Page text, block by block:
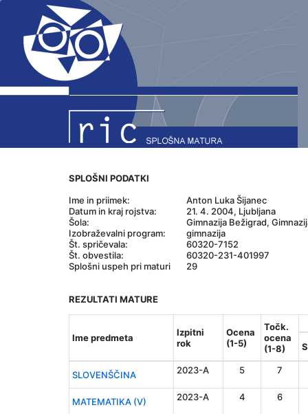
SPLOŠNI PODATKI
Ime in priimek:
Anton Luka Šijanec
Datum in kraj rojstva:
21. 4. 2004, Ljubljana
Šola:
Gimnazija Bežigrad,
Izobraževalni program:
gimnazija
Št. spričevala:
60320-7152
Št. obvestila:
60320-231-401997
Splošni uspeh pri maturi
29
REZULTATI MATURE
Ime predmeta
Izpitni
rok
Ocena
(1-5)
Točk.
ocena
(1-8)
SLOVENŠČINA 2023-A 5 7
MATEMATIKA (V) 2023-A 4 6